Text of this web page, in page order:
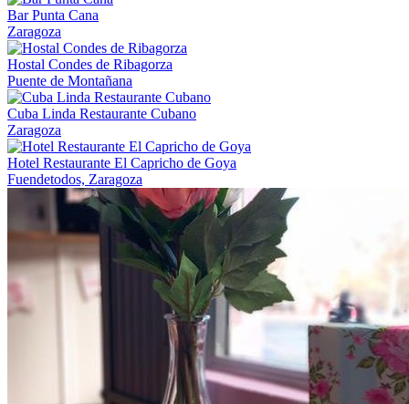
Bar Punta Cana
Zaragoza
Hostal Condes de Ribagorza
Puente de Montañana
Cuba Linda Restaurante Cubano
Zaragoza
Hotel Restaurante El Capricho de Goya
Fuendetodos, Zaragoza